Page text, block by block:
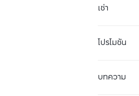
เช่า
โปรโมชัน
บทความ